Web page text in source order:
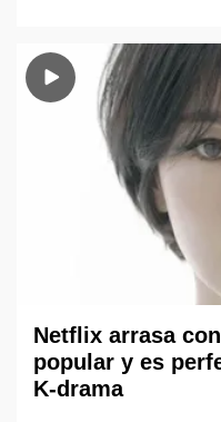
Netflix arrasa
popular y es
K-drama